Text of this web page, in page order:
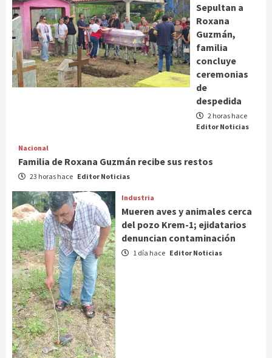
Sepultan a
Roxana
Guzmán,
familia
concluye
ceremonias
de
despedida
2 horas hace
Editor Noticias
Nacional
Familia de Roxana Guzmán recibe sus restos
23 horas hace Editor Noticias
Industria
Mueren aves y animales cerca
del pozo Krem-1; ejidatarios
denuncian contaminación
1 día hace Editor Noticias